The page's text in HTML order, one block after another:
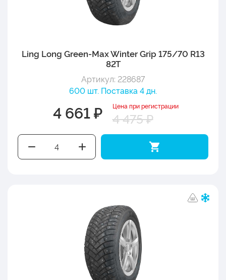
Ling Long Green-Max Winter Grip 175/70 R13
82T
Артикул: 228687
600 шт. Поставка 4 дн.
4 661 ₽ Цена при регистрации
4 475 ₽